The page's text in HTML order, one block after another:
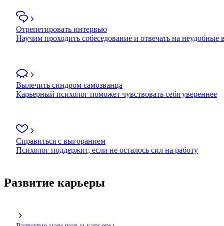
Отрепетировать интервью
Научим проходить собеседование и отвечать на неудобные
Вылечить синдром самозванца
Карьерный психолог поможет чувствовать себя увереннее
Справиться с выгоранием
Психолог поддержит, если не осталось сил на работу
Развитие карьеры